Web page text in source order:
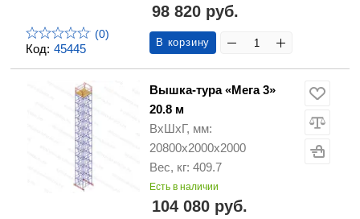
Код: 45445
(0)
98 820 руб.
В корзину
Вышка-тура «Мега 3»
20.8 м
ВхШхГ, мм:
20800х2000х2000
Вес, кг: 409.7
Есть в наличии
104 080 руб.